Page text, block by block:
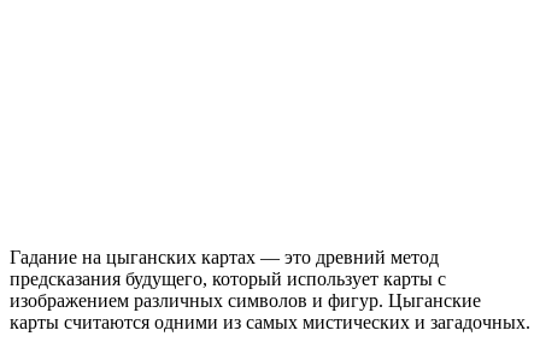
Гадание на цыганских картах — это древний метод
предсказания будущего, который использует карты с
изображением различных символов и фигур. Цыганские
карты считаются одними из самых мистических и загадочных.